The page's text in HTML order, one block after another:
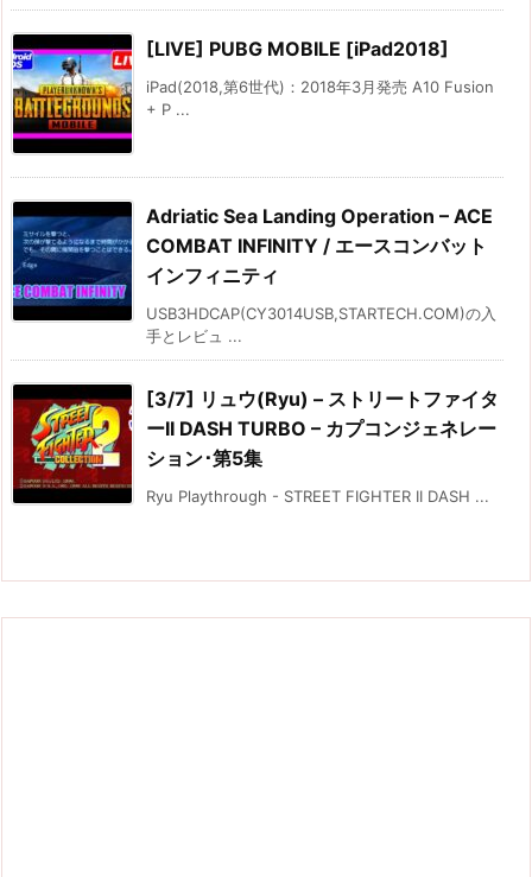
[LIVE] PUBG MOBILE [iPad2018]
iPad(2018,第6世代)：2018年3月発売 A10 Fusion
+ P ...
Adriatic Sea Landing Operation – ACE
COMBAT INFINITY / エースコンバット
インフィニティ
USB3HDCAP(CY3014USB,STARTECH.COM)の入
手とレビュ ...
[3/7] リュウ(Ryu) – ストリートファイタ
ーII DASH TURBO – カプコンジェネレー
ション･第5集
Ryu Playthrough - STREET FIGHTER II DASH ...